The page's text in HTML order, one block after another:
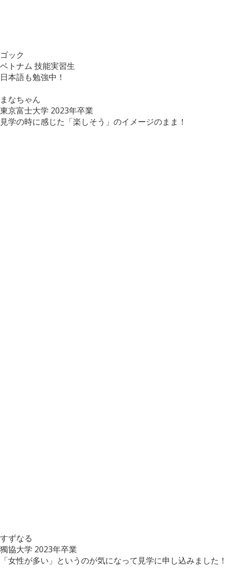
ゴック
ベトナム 技能実習生
日本語も勉強中！
まなちゃん
東京富士大学 2023年卒業
見学の時に感じた「楽しそう」のイメージのまま！
すずなる
獨協大学 2023年卒業
「女性が多い」というのが気になって見学に申し込みました！